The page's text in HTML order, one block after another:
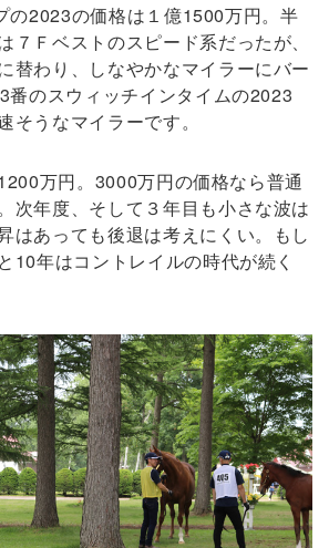
の2023の価格は１億1500万円。半
７Ｆベストのスピード系だったが、
替わり、しなやかなマイラーにバー
番のスウィッチインタイムの2023
そうなマイラーです。
万円。3000万円の価格なら普通
次年度、そして３年目も小さな波は
はあっても後退は考えにくい。もし
10年はコントレイルの時代が続く